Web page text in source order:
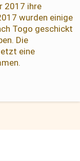
2017 ihre
wurden einige
Togo geschickt
Die
eine